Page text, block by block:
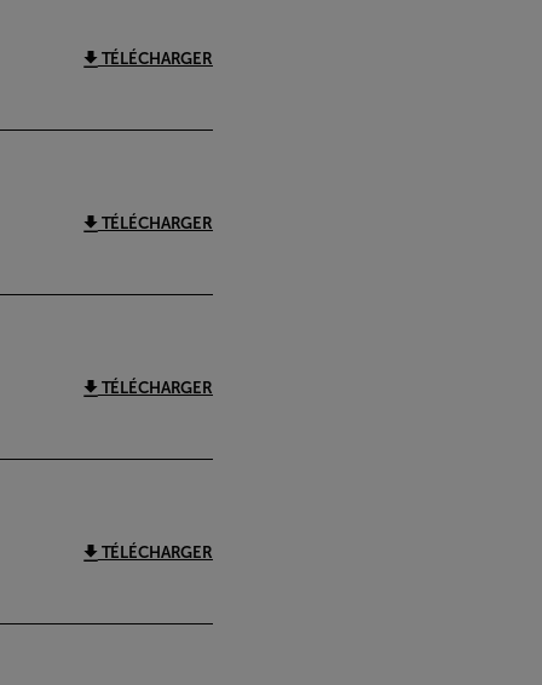
TÉLÉCHARGER
TÉLÉCHARGER
TÉLÉCHARGER
TÉLÉCHARGER